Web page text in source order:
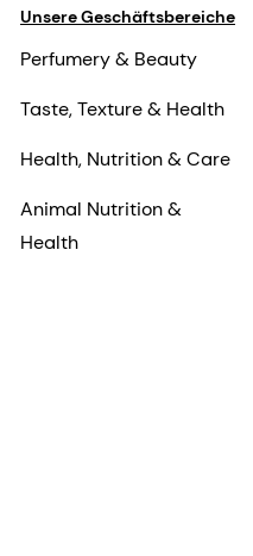
Unsere Geschäftsbereiche
Perfumery & Beauty
Taste, Texture & Health
Health, Nutrition & Care
Animal Nutrition &
Health